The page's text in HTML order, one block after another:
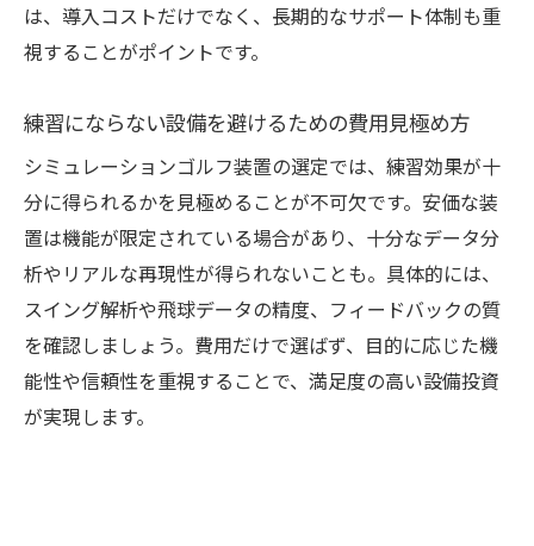
導入後の維持コストを事前に把握しておこ
う
耐用年数やメンテナンス費用の実際
シュミレーションゴルフの耐用年数と費用
目安
装置ごとのメンテナンス費用を比較しよう
長く使うための維持管理とそのコストとは
故障時のサポートと修理費の違いを知る
家庭用装置と業務用装置の費用差を解説
耐用年数で選ぶシュミレーションゴルフの
は、導入コストだけでなく、長期的なサポート体制も重
視することがポイントです。
練習にならない設備を避けるための費用見極め方
シミュレーションゴルフ装置の選定では、練習効果が十
分に得られるかを見極めることが不可欠です。安価な装
置は機能が限定されている場合があり、十分なデータ分
析やリアルな再現性が得られないことも。具体的には、
スイング解析や飛球データの精度、フィードバックの質
を確認しましょう。費用だけで選ばず、目的に応じた機
能性や信頼性を重視することで、満足度の高い設備投資
が実現します。